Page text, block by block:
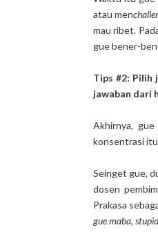
atau men
mau ribet.
gue bener-
Tips #2: Pilih
jawaban dari
Akhirnya,
konsentrasi itu
Seinget gue,
dosen
Prakasa
gue maba,